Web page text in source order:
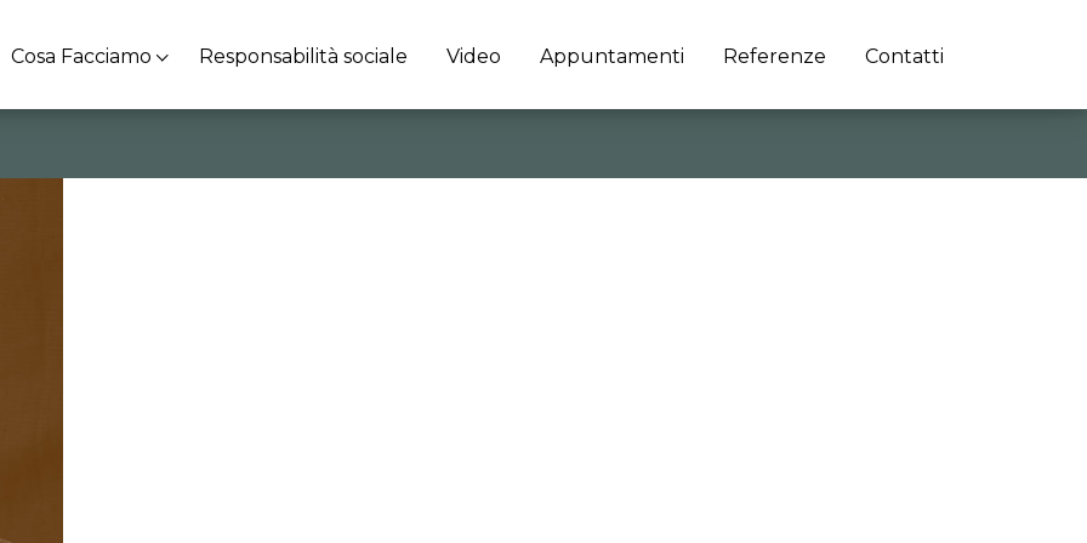
Cosa Facciamo Responsabilità sociale Video Appuntamenti Referenze Contatti